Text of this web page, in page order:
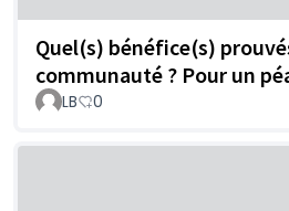
Quel(s) bénéfice(s)
communauté ? Pour un
LB 0